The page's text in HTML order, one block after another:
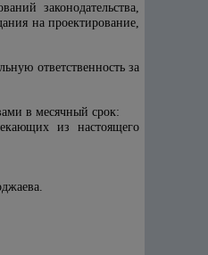
законодательства,
на проектирование,
ответственность за
в месячный срок:
из настоящего